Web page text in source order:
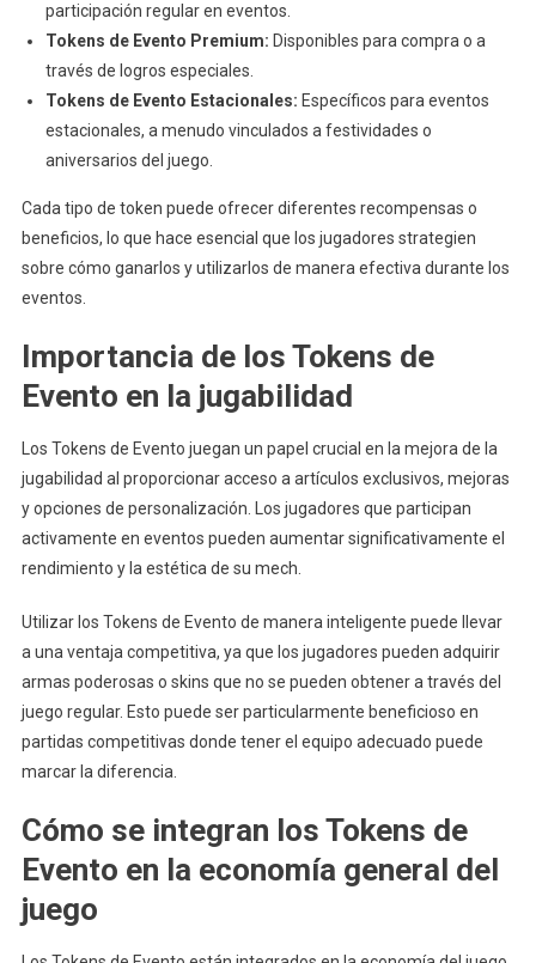
participación regular en eventos.
Tokens de Evento Premium: Disponibles para compra o a
través de logros especiales.
Tokens de Evento Estacionales: Específicos para eventos
estacionales, a menudo vinculados a festividades o
aniversarios del juego.
Cada tipo de token puede ofrecer diferentes recompensas o
beneficios, lo que hace esencial que los jugadores strategien
sobre cómo ganarlos y utilizarlos de manera efectiva durante los
eventos.
Importancia de los Tokens de
Evento en la jugabilidad
Los Tokens de Evento juegan un papel crucial en la mejora de la
jugabilidad al proporcionar acceso a artículos exclusivos, mejoras
y opciones de personalización. Los jugadores que participan
activamente en eventos pueden aumentar significativamente el
rendimiento y la estética de su mech.
Utilizar los Tokens de Evento de manera inteligente puede llevar
a una ventaja competitiva, ya que los jugadores pueden adquirir
armas poderosas o skins que no se pueden obtener a través del
juego regular. Esto puede ser particularmente beneficioso en
partidas competitivas donde tener el equipo adecuado puede
marcar la diferencia.
Cómo se integran los Tokens de
Evento en la economía general del
juego